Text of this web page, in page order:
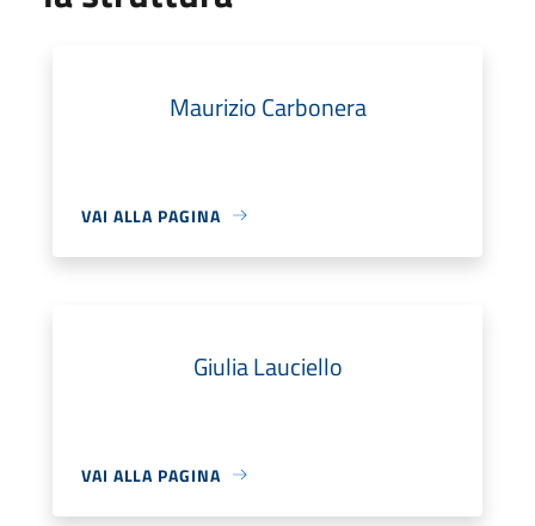
Maurizio Carbonera
VAI ALLA PAGINA
Giulia Lauciello
VAI ALLA PAGINA